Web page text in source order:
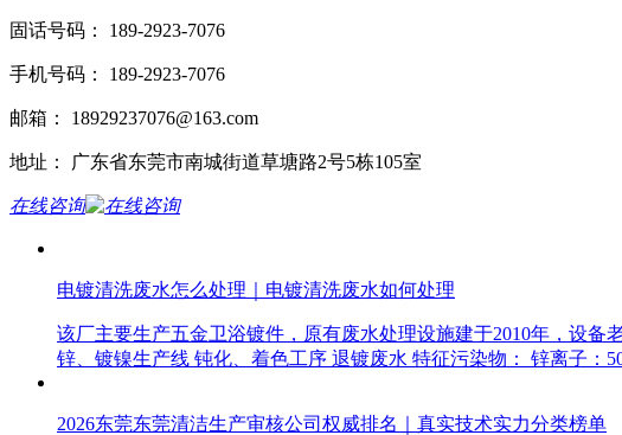
固话号码： 189-2923-7076
手机号码： 189-2923-7076
邮箱： 18929237076@163.com
地址： 广东省东莞市南城街道草塘路2号5栋105室
在线咨询
电镀清洗废水怎么处理｜电镀清洗废水如何处理
该厂主要生产五金卫浴镀件，原有废水处理设施建于2010年，设
锌、镀镍生产线 钝化、着色工序 退镀废水 特征污染物： 锌离子：
2026东莞东莞清洁生产审核公司权威排名｜真实技术实力分类榜单